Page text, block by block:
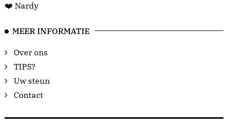
❤️ Nardy
MEER INFORMATIE
Over ons
TIPS?
Uw steun
Contact